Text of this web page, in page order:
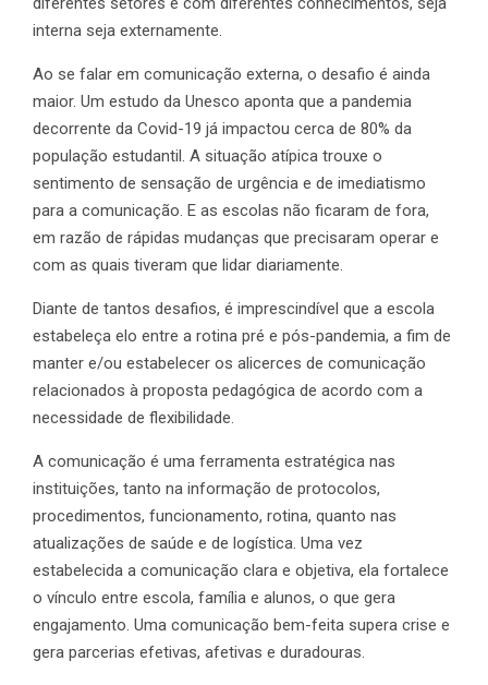
interna seja externamente.
Ao se falar em comunicação externa, o desafio é ainda
maior. Um estudo da Unesco aponta que a pandemia
decorrente da Covid-19 já impactou cerca de 80% da
população estudantil. A situação atípica trouxe o
sentimento de sensação de urgência e de imediatismo
para a comunicação. E as escolas não ficaram de fora,
em razão de rápidas mudanças que precisaram operar e
com as quais tiveram que lidar diariamente.
Diante de tantos desafios, é imprescindível que a escola
estabeleça elo entre a rotina pré e pós-pandemia, a fim de
manter e/ou estabelecer os alicerces de comunicação
relacionados à proposta pedagógica de acordo com a
necessidade de flexibilidade.
A comunicação é uma ferramenta estratégica nas
instituições, tanto na informação de protocolos,
procedimentos, funcionamento, rotina, quanto nas
atualizações de saúde e de logística. Uma vez
estabelecida a comunicação clara e objetiva, ela fortalece
o vínculo entre escola, família e alunos, o que gera
engajamento. Uma comunicação bem-feita supera crise e
gera parcerias efetivas, afetivas e duradouras.